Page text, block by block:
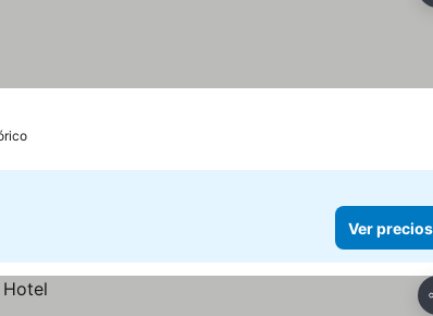
Ver precios